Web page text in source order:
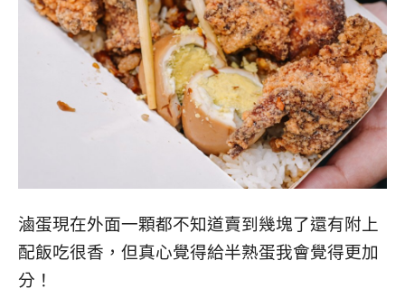
滷蛋現在外面一顆都不知道賣到幾塊了還有附上
配飯吃很香，但真心覺得給半熟蛋我會覺得更加
分！